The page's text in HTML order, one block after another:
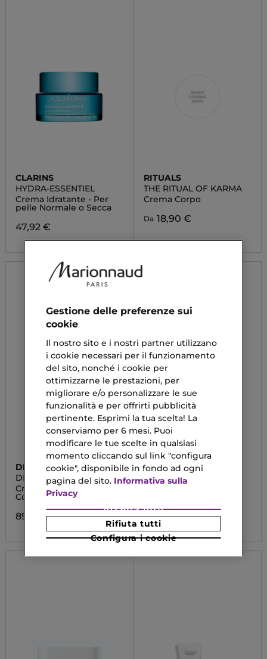
CLARINS
HYDRA-ESSENTIEL
Crema Idratante - Per
pelle Normale o Secca
47,92 €
RITUALS
THE RITUAL OF KARMA
Crema Corpo
Da 18,90 €
DIOR
DIOR HYDRA LIFE -
FRESH SORBET CREME
Crema Idratante Viso e
Collo
89,90 €
KERASTASE
GLOSS ABSOLU
Da 39,60 €
Gestione delle preferenze sui
cookie
Il nostro sito e i nostri partner utilizzano
i cookie necessari per il funzionamento
del sito, nonché i cookie per
ottimizzarne le prestazioni, per
migliorare e/o personalizzare le sue
funzionalità e per offrirti pubblicità
pertinente. Esprimi la tua scelta! La
conserviamo per 6 mesi. Puoi
modificare le tue scelte in qualsiasi
momento cliccando sul link "configura
cookie", disponibile in fondo ad ogni
pagina del sito. Informativa sulla
Privacy
Configura i cookie
Rifiuta tutti
Accetta tutti